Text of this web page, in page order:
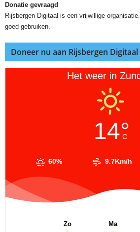
Donatie gevraagd
Rijsbergen Digitaal is een vrijwillige
goed gebruiken.
Doneer nu aan Rijsbergen Digitaal
Het weer in
14°
C
60% 9.7Km/h
Zo Ma